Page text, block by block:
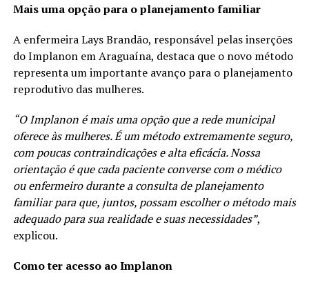
Mais uma opção para o planejamento familiar
A enfermeira Lays Brandão, responsável pelas inserções
do Implanon em Araguaína, destaca que o novo método
representa um importante avanço para o planejamento
reprodutivo das mulheres.
“O Implanon é mais uma opção que a rede municipal
oferece às mulheres. É um método extremamente seguro,
com poucas contraindicações e alta eficácia. Nossa
orientação é que cada paciente converse com o médico
ou enfermeiro durante a consulta de planejamento
familiar para que, juntos, possam escolher o método mais
adequado para sua realidade e suas necessidades”,
explicou.
Como ter acesso ao Implanon